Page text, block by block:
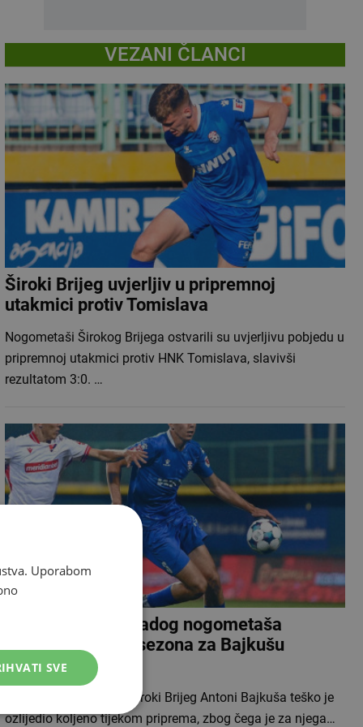
VEZANI ČLANCI
Široki Brijeg uvjerljiv u pripremnoj
utakmici protiv Tomislava
Nogometaši Širokog Brijega ostvarili su uvjerljivu pobjedu u
pripremnoj utakmici protiv HNK Tomislava, slavivši
rezultatom 3:0. …
Teška ozljeda mladog nogometaša
Širokog Brijega, sezona za Bajkušu
završena
Mladi nogometaš NK Široki Brijeg Antoni Bajkuša teško je
ozlijedio koljeno tijekom priprema, zbog čega je za njega…
Uporabom
SVE